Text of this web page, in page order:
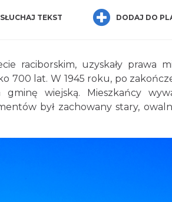
TEKST DODAJ DO
raciborskim, uzyskały prawa
700 lat. W 1945 roku, po
wiejską. Mieszkańcy
był zachowany stary,